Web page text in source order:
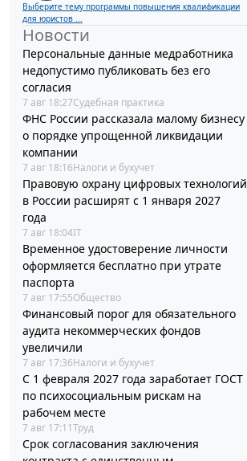
Выберите тему программы повышения квалификации
для юристов ...
Новости
Персональные данные медработника
недопустимо публиковать без его
согласия
7 авг 18:27Судебная практика
ФНС России рассказала малому бизнесу
о порядке упрощенной ликвидации
компании
7 авг 18:16Налоги и бухучет
Правовую охрану цифровых технологий
в России расширят с 1 января 2027
года
7 авг 18:04IT
Временное удостоверение личности
оформляется бесплатно при утрате
паспорта
7 авг 17:55Общество
Финансовый порог для обязательного
аудита некоммерческих фондов
увеличили
7 авг 17:36Налоги и бухучет
С 1 февраля 2027 года заработает ГОСТ
по психосоциальным рискам на
рабочем месте
7 авг 17:11Труд
Срок согласования заключения